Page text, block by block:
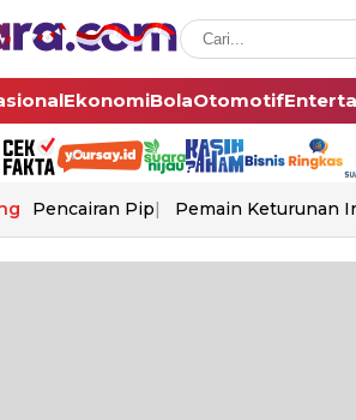
EkonomiBolaOtomotif
Pencairan Pip Pemain Keturunan